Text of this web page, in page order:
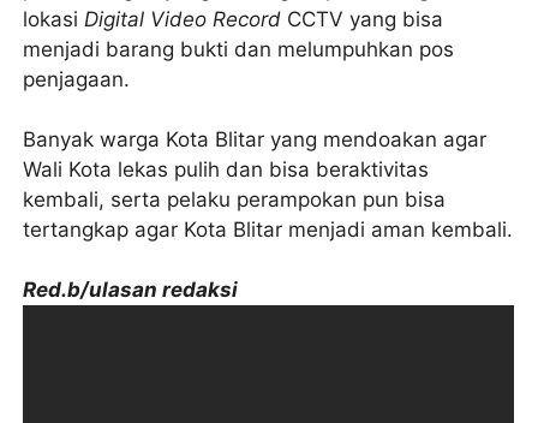
lokasi Digital Video Record CCTV yang bisa
menjadi barang bukti dan melumpuhkan pos
penjagaan.
Banyak warga Kota Blitar yang mendoakan agar
Wali Kota lekas pulih dan bisa beraktivitas
kembali, serta pelaku perampokan pun bisa
tertangkap agar Kota Blitar menjadi aman kembali.
Red.b/ulasan redaksi